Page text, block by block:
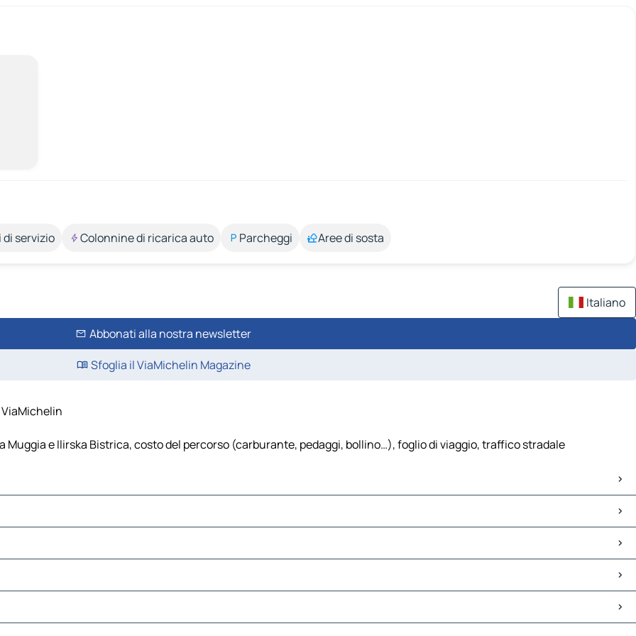
servizio Colonnine di ricarica auto Parcheggi Aree di sosta
Italiano
Abbonati alla nostra newsletter
Sfoglia il ViaMichelin Magazine
e Ilirska Bistrica, costo del percorso (carburante, pedaggi, bollino…), foglio di viaggio, traffico stradale